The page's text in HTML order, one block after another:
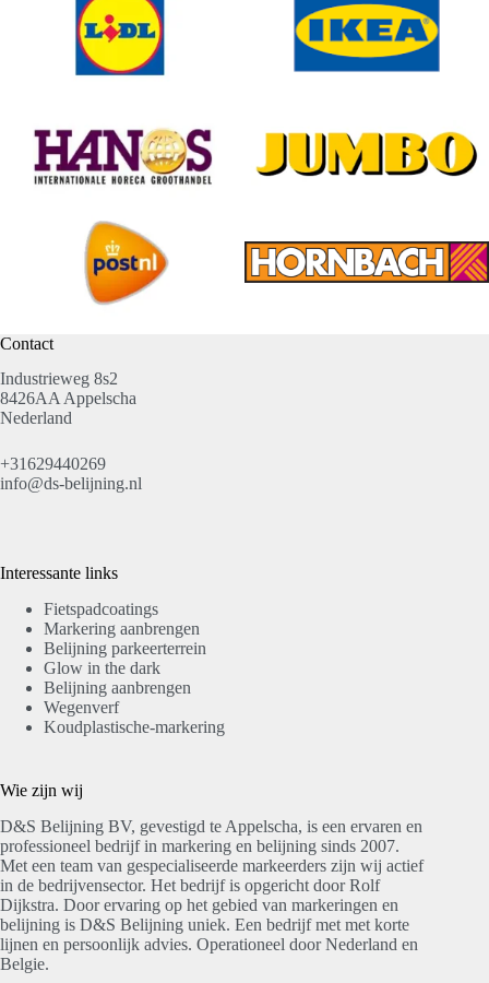
Contact
Industrieweg 8s2
8426AA Appelscha
Nederland
+31629440269
info@ds-belijning.nl
Interessante links
Fietspadcoatings
Markering aanbrengen
Belijning parkeerterrein
Glow in the dark
Belijning aanbrengen
Wegenverf
Koudplastische-markering
Wie zijn wij
D&S Belijning BV, gevestigd te Appelscha, is een ervaren en
professioneel bedrijf in markering en belijning sinds 2007.
Met een team van gespecialiseerde markeerders zijn wij actief
in de bedrijvensector. Het bedrijf is opgericht door Rolf
Dijkstra. Door ervaring op het gebied van markeringen en
belijning is D&S Belijning uniek. Een bedrijf met met korte
lijnen en persoonlijk advies. Operationeel door Nederland en
Belgie.